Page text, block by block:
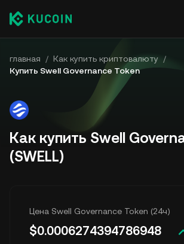
главная / Как купить криптовалюту /
Купить Swell Governance Token
Как купить Swell
(SWELL)
Цена Swell Governance Token (24ч)
$0.0006274394786948